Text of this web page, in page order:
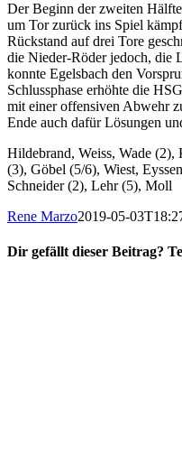
Der Beginn der zweiten
um Tor zurück ins Spiel
Rückstand auf drei Tore
die Nieder-Röder jedoch, die
konnte Egelsbach den
Schlussphase erhöhte die
mit einer offensiven Abwehr
Ende auch dafür Lösungen
Hildebrand, Weiss, Wade
(3), Göbel (5/6), Wiest,
Schneider (2), Lehr (5), Moll
Rene Marzo2019-05-
Dir gefällt dieser Beitrag?